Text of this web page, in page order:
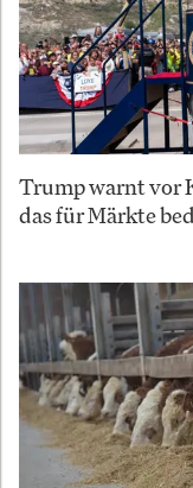
Trump warnt vor
das für Märkte